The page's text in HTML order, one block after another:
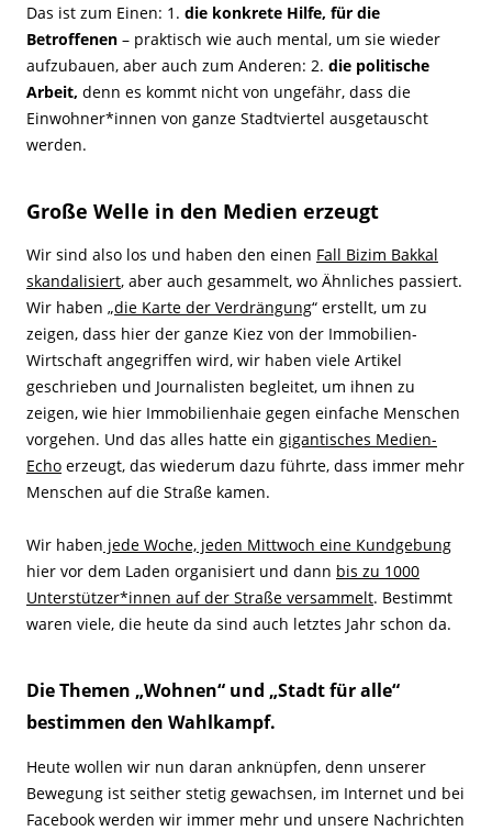
Das ist zum Einen: 1. die konkrete Hilfe, für die
Betroffenen – praktisch wie auch mental, um sie wieder
aufzubauen, aber auch zum Anderen: 2. die politische
Arbeit, denn es kommt nicht von ungefähr, dass die
Einwohner*innen von ganze Stadtviertel ausgetauscht
werden.
Große Welle in den Medien erzeugt
Wir sind also los und haben den einen Fall Bizim Bakkal
skandalisiert, aber auch gesammelt, wo Ähnliches passiert.
Wir haben „die Karte der Verdrängung“ erstellt, um zu
zeigen, dass hier der ganze Kiez von der Immobilien-
Wirtschaft angegriffen wird, wir haben viele Artikel
geschrieben und Journalisten begleitet, um ihnen zu
zeigen, wie hier Immobilienhaie gegen einfache Menschen
vorgehen. Und das alles hatte ein gigantisches Medien-
Echo erzeugt, das wiederum dazu führte, dass immer mehr
Menschen auf die Straße kamen.
Wir haben jede Woche, jeden Mittwoch eine Kundgebung
hier vor dem Laden organisiert und dann bis zu 1000
Unterstützer*innen auf der Straße versammelt. Bestimmt
waren viele, die heute da sind auch letztes Jahr schon da.
Die Themen „Wohnen“ und „Stadt für alle“
bestimmen den Wahlkampf.
Heute wollen wir nun daran anknüpfen, denn unserer
Bewegung ist seither stetig gewachsen, im Internet und bei
Facebook werden wir immer mehr und unsere Nachrichten